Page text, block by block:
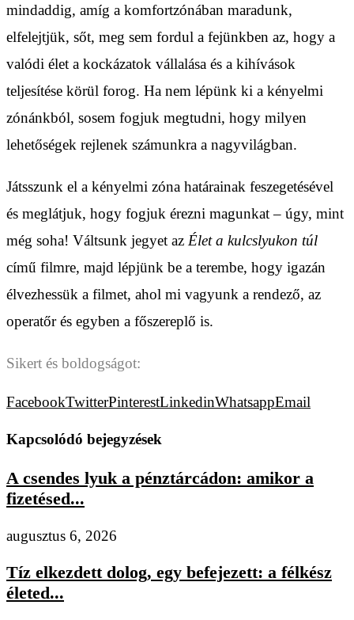
mindaddig, amíg a komfortzónában maradunk,
elfelejtjük, sőt, meg sem fordul a fejünkben az, hogy a
valódi élet a kockázatok vállalása és a kihívások
teljesítése körül forog. Ha nem lépünk ki a kényelmi
zónánkból, sosem fogjuk megtudni, hogy milyen
lehetőségek rejlenek számunkra a nagyvilágban.
Játsszunk el a kényelmi zóna határainak feszegetésével
és meglátjuk, hogy fogjuk érezni magunkat – úgy, mint
még soha! Váltsunk jegyet az Élet a kulcslyukon túl
című filmre, majd lépjünk be a terembe, hogy igazán
élvezhessük a filmet, ahol mi vagyunk a rendező, az
operatőr és egyben a főszereplő is.
Sikert és boldogságot:
FacebookTwitterPinterestLinkedinWhatsappEmail
Kapcsolódó bejegyzések
A csendes lyuk a pénztárcádon: amikor a
fizetésed...
augusztus 6, 2026
Tíz elkezdett dolog, egy befejezett: a félkész
életed...